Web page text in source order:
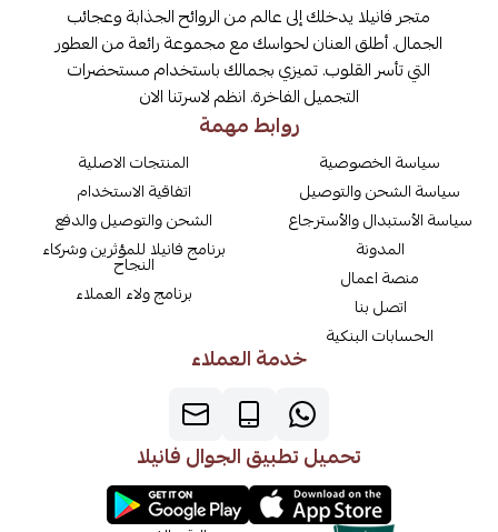
متجر فانيلا يدخلك إلى عالم من الروائح الجذابة وعجائب
الجمال. أطلق العنان لحواسك مع مجموعة رائعة من العطور
التي تأسر القلوب. تميزي بجمالك باستخدام مستحضرات
التجميل الفاخرة. انظم لاسرتنا الان
روابط مهمة
سياسة الخصوصية
سياسة الشحن والتوصيل
سياسة الأستبدال والأسترجاع
المدونة
منصة اعمال
اتصل بنا
الحسابات البنكية
المنتجات الاصلية
اتفاقية الاستخدام
الشحن والتوصيل والدفع
برنامج فانيلا للمؤثرين وشركاء
النجاح
برنامج ولاء العملاء
خدمة العملاء
تحميل تطبيق الجوال فانيلا